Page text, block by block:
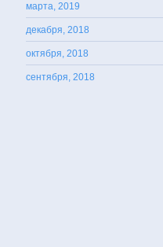
марта, 2019
декабря, 2018
октября, 2018
сентября, 2018